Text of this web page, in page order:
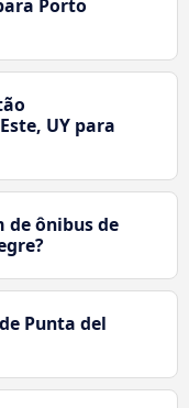
Porto
UY para
de ônibus de
Punta del